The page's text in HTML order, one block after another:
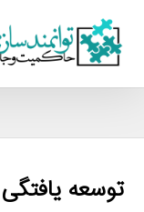
توسعه یافتگی